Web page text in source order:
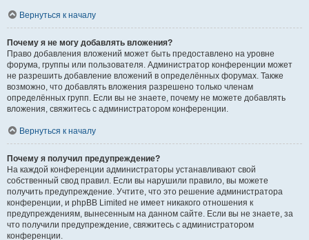
Вернуться к началу
Почему я не могу добавлять вложения?
Право добавления вложений может быть предоставлено на уровне
форума, группы или пользователя. Администратор конференции может
не разрешить добавление вложений в определённых форумах. Также
возможно, что добавлять вложения разрешено только членам
определённых групп. Если вы не знаете, почему не можете добавлять
вложения, свяжитесь с администратором конференции.
Вернуться к началу
Почему я получил предупреждение?
На каждой конференции администраторы устанавливают свой
собственный свод правил. Если вы нарушили правило, вы можете
получить предупреждение. Учтите, что это решение администратора
конференции, и phpBB Limited не имеет никакого отношения к
предупреждениям, вынесенным на данном сайте. Если вы не знаете, за
что получили предупреждение, свяжитесь с администратором
конференции.